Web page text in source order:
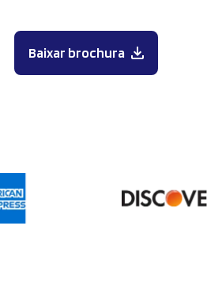
Baixar brochura